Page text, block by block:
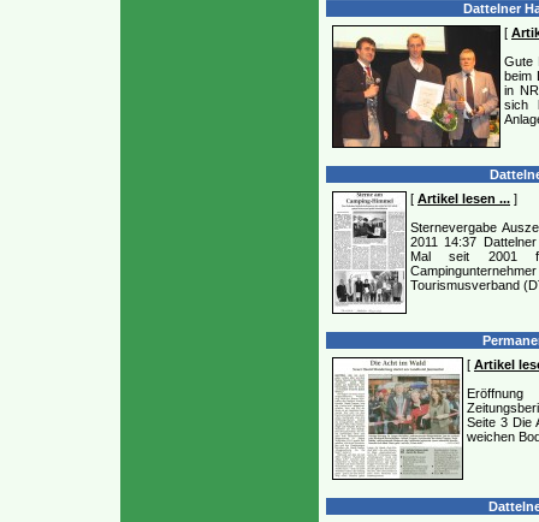
Dattelner
[
Gute
beim
in
sich
[ Artikel lesen ... ]
Sternevergabe
2011 14:37
Mal seit 2001
Tourismusverband
[ Artikel
Eröffnung
Seite 3 Die
weichen